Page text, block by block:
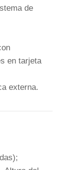
de
en tarjeta
externa.